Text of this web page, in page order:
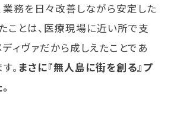
業務を日々改善しながら安定した
ことは、医療現場に近い所で支
ィヴァだから成しえたことであ
。 まさに『無人島に街を創る』プ